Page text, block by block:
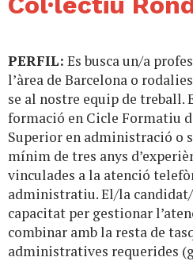
PERFIL: Es busca un/a
l’àrea de Barcelona o
se al nostre equip de treball.
formació en Cicle Formatiu
Superior en administració o
mínim de tres anys
vinculades a la atenció
administratiu. El/la
capacitat per gestionar
combinar amb la resta de
administratives requerides